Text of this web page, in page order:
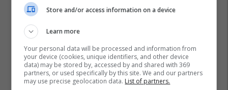
Store and/or access information on a device
Learn more
Your personal data will be processed and information from
your device (cookies, unique identifiers, and other device
data) may be stored by, accessed by and shared with 369
partners, or used specifically by this site. We and our partners
may use precise geolocation data. List of partners.